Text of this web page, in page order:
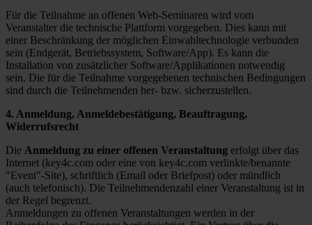
Für die Teilnahme an offenen Web-Seminaren wird vom
Veranstalter die technische Plattform vorgegeben. Dies kann mit
einer Beschränkung der möglichen Einwahltechnologie verbunden
sein (Endgerät, Betriebssystem, Software/App). Es kann die
Installation von zusätzlicher Software/Applikationen notwendig
sein. Die für die Teilnahme vorgegebenen technischen Bedingungen
sind durch die Teilnehmenden her- bzw. sicherzustellen.
4. Anmeldung, Anmeldebestätigung, Beauftragung,
Widerrufsrecht
Die Anmeldung zu einer offenen Veranstaltung erfolgt über das
Internet (key4c.com oder eine von key4c.com verlinkte/benannte
"Event"-Site), schriftlich (Email oder Briefpost) oder mündlich
(auch telefonisch). Die Teilnehmendenzahl einer Veranstaltung ist in
der Regel begrenzt.
Anmeldungen zu offenen Veranstaltungen werden in der